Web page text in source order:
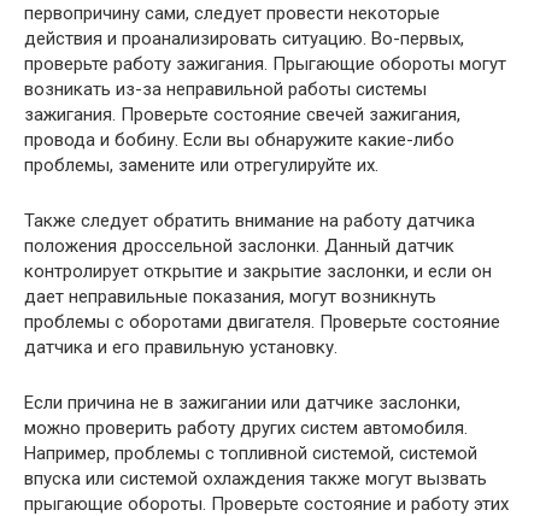
первопричину сами, следует провести некоторые
действия и проанализировать ситуацию. Во-первых,
проверьте работу зажигания. Прыгающие обороты могут
возникать из-за неправильной работы системы
зажигания. Проверьте состояние свечей зажигания,
провода и бобину. Если вы обнаружите какие-либо
проблемы, замените или отрегулируйте их.
Также следует обратить внимание на работу датчика
положения дроссельной заслонки. Данный датчик
контролирует открытие и закрытие заслонки, и если он
дает неправильные показания, могут возникнуть
проблемы с оборотами двигателя. Проверьте состояние
датчика и его правильную установку.
Если причина не в зажигании или датчике заслонки,
можно проверить работу других систем автомобиля.
Например, проблемы с топливной системой, системой
впуска или системой охлаждения также могут вызвать
прыгающие обороты. Проверьте состояние и работу этих